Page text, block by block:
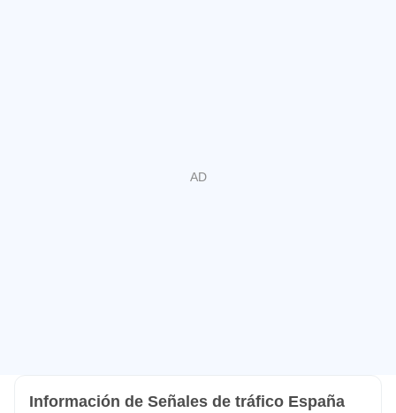
Información de Señales de tráfico España